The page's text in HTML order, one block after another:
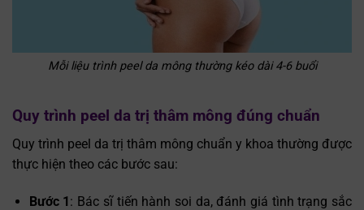
Mỗi liệu trình peel da mông thường kéo dài 4-6 buổi
Quy trình peel da trị thâm mông đúng chuẩn
Quy trình peel da trị thâm mông chuẩn y khoa thường được
thực hiện theo các bước sau:
Bước 1 : Bác sĩ tiến hành soi da, đánh giá tình trạng sắc